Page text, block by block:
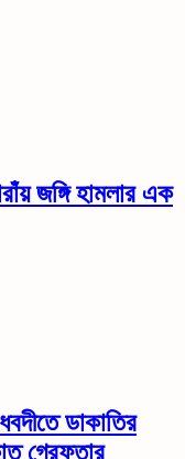
জঙ্গি হামলার এক
ডাকাতির
গ্রেফতার